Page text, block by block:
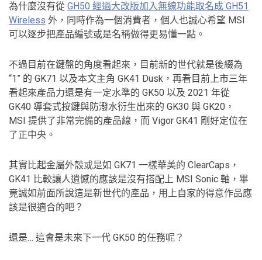
為什麼沒有從 GH50 經過大改版加入無線功能取名成 GH51
Wireless 外，同時作為一個消費者，個人也誠心希望 MSI
可以逐步把產品編號或是名稱做得更易懂一點。
不過目前在鍵盤的角度看起來，目前新的世代就是後綴為
“1” 的 GK71 以及本文主角 GK41 Dusk，再看目前上市三年
看起來產品力還是有一定水準的 GK50 以及 2021 年從
GK40 導套式按鍵與防潑水衍生出來的 GK30 與 GK20，
MSI 提供了非常完備的產品線，而 Vigor GK41 剛好定位在
了正中央。
其實比起金屬外殼或是如 GK71 一樣華美的 ClearCaps，
GK41 比較讓人遺憾的應該是沒有搭配上 MSI Sonic 軸，畢
竟誠如前面所說這是新世代的產品，用上自家的得意作品應
該是很適合的吧？
還是… 這會是未來下一代 GK50 的任務呢？